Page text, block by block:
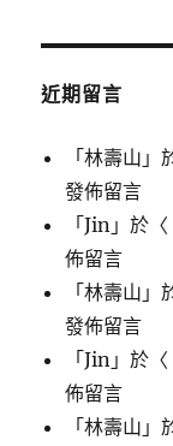
近期留言
「林壽山 」
發佈留言
「Jin 」於〈
佈留言
「林壽山 」
發佈留言
「Jin 」於〈
佈留言
「林壽山 」